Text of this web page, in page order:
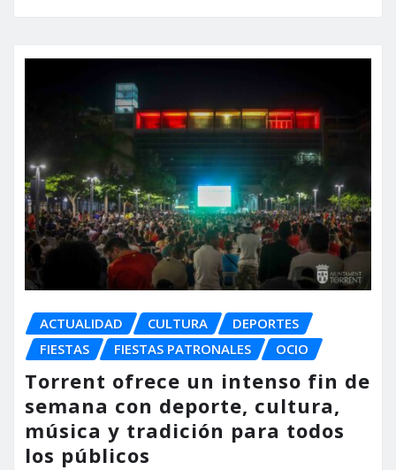
ACTUALIDAD CULTURA
DEPORTES
FIESTAS
FIESTAS PATRONALES OCIO
Torrent ofrece un intenso fin de
semana con deporte, cultura,
música y tradición para todos
los públicos